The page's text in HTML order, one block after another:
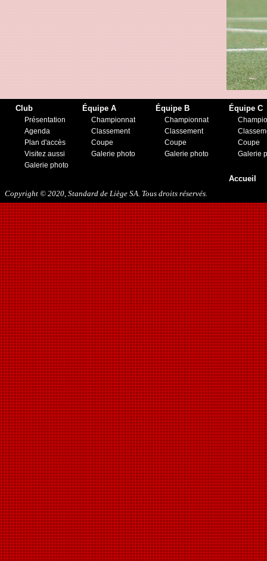
Club
Présentation
Agenda
Plan d'accès
Visitez aussi
Galerie photo
Équipe A
Championnat
Classement
Coupe
Galerie photo
Équipe B
Championnat
Classement
Coupe
Galerie photo
Équipe C
Coupe
Galerie
Accueil
Copyright © 2020, Standard de Liège SA. Tous droits réservés.